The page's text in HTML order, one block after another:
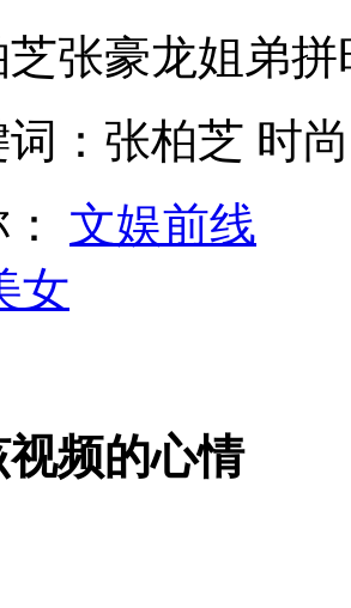
坠楼男童
伤多人 警民合力深夜将其击毙
豪龙姐弟拼
张柏芝 时尚
文娱前线
女
频的心情